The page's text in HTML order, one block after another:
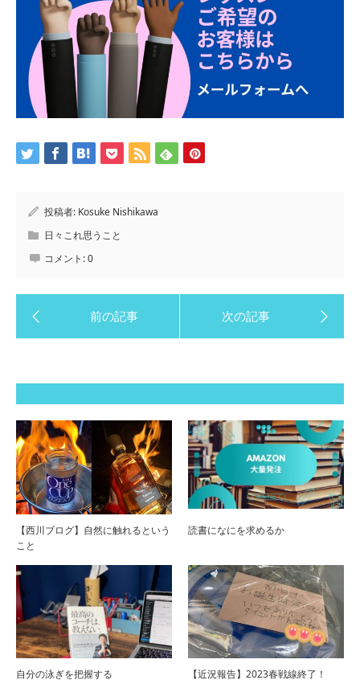
投稿者: Kosuke Nishikawa
日々これ思うこと
コメント:0
【西川ブログ】自然に触れるという
こと
読書になにを求めるか
自分の泳ぎを把握する 【近況報告】2023春戦線終了！